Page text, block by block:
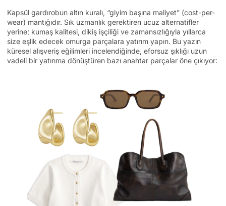
Kapsül gardırobun altın kuralı, “giyim başına maliyet” (cost-per-
wear) mantığıdır. Sık uzmanlık gerektiren ucuz alternatifler
yerine; kumaş kalitesi, dikiş işçiliği ve zamansızlığıyla yıllarca
size eşlik edecek omurga parçalara yatırım yapın. Bu yazın
küresel alışveriş eğilimleri incelendiğinde, eforsuz şıklığı uzun
vadeli bir yatırıma dönüştüren bazı anahtar parçalar öne çıkıyor: